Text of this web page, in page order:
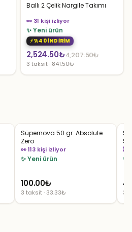
Ballı 2 Çelik Nargile Takımı
👀 31 kişi izliyor
✨ Yeni ürün
%40 İNDİRİM
4,207.50₺
Orijinal
fiyat:
2,524.50₺
Şu
andaki
3 taksit · 841.50₺
Süpernova 50 gr. Absolute
Zero
👀 113 kişi izliyor
✨ Yeni ürün
100.00₺
3 taksit · 33.33₺
⏳
✨
3